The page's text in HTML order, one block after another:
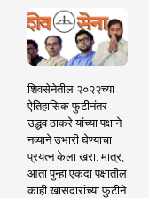
शिवसेनेतील २०२२च्या
ऐतिहासिक फुटीनंतर
उद्धव ठाकरे यांच्या पक्षाने
नव्याने उभारी घेण्याचा
प्रयत्न केला खरा. मात्र,
आता पुन्हा एकदा पक्षातील
काही खासदारांच्या फुटीने